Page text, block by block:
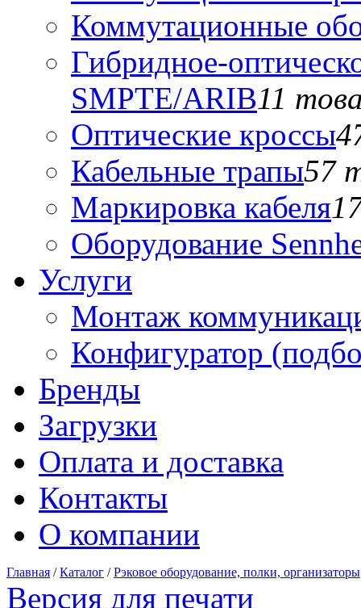
Коммутационные
Гибридное-
SMPTE/ARIB11
Оптические кроссы
Кабельные трапы57
Маркировка кабеля
Оборудование
Услуги
Монтаж
Конфигуратор
Бренды
Загрузки
Оплата и доставка
Контакты
О компании
Главная /Каталог /Рэковое оборудование, полки, организаторы
Версия для печати